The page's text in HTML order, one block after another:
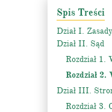
Spis Treści
Dział I.
Dział II. Sąd
Rozdział 1.
Rozdział 2.
Dział III.
Rozdział 3.